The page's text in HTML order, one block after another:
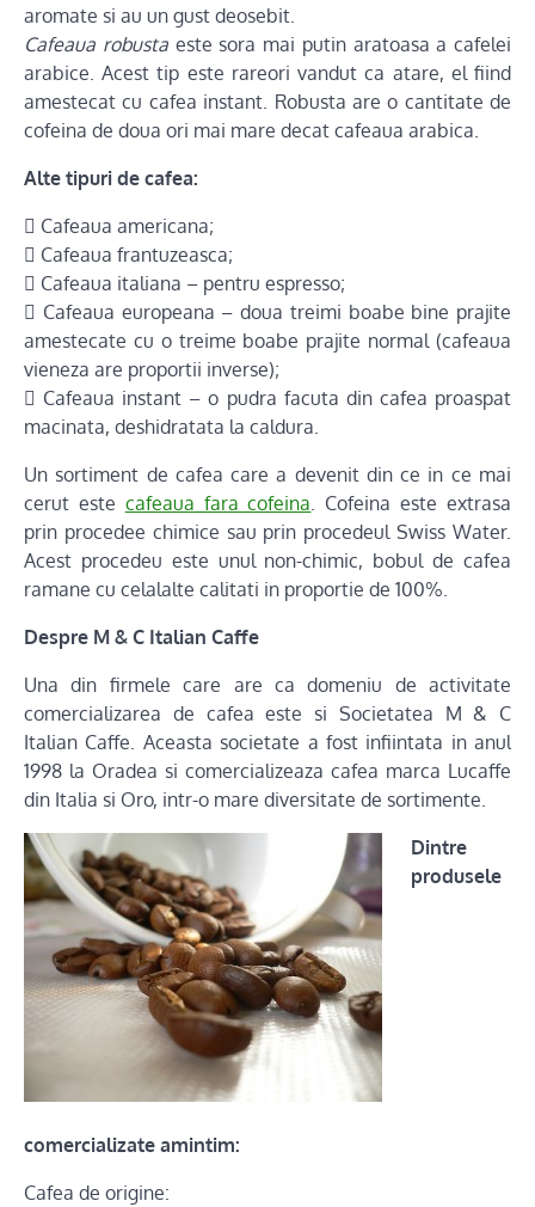
aromate si au un gust deosebit.
Cafeaua robustaeste sora mai putin aratoasa a cafelei
arabice. Acest tip este rareori vandut ca atare, el fiind
amestecat cu cafea instant. Robusta are o cantitate de
cofeina de doua ori mai mare decat cafeaua arabica.
Alte tipuri de cafea:
 Cafeaua americana;
 Cafeaua frantuzeasca;
 Cafeaua italiana – pentru espresso;
 Cafeaua europeana – doua treimi boabe bine prajite
amestecate cu o treime boabe prajite normal (cafeaua
vieneza are proportii inverse);
 Cafeaua instant – o pudra facuta din cafea proaspat
macinata, deshidratata la caldura.
Un sortiment de cafea care a devenit din ce in ce mai
cerut este cafeaua fara cofeina . Cofeina este extrasa
prin procedee chimice sau prin procedeul Swiss Water.
Acest procedeu este unul non-chimic, bobul de cafea
ramane cu celalalte calitati in proportie de 100%.
Despre M & C Italian Caffe
Una din firmele care are ca domeniu de activitate
comercializarea de cafea este si Societatea M & C
Italian Caffe. Aceasta societate a fost infiintata in anul
1998 la Oradea si comercializeaza cafea marca Lucaffe
din Italia si Oro, intr-o mare diversitate de sortimente.
Dintre
produsele
comercializate amintim:
Cafea de origine: